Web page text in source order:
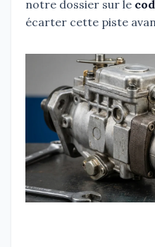
notre dossier sur le
écarter cette piste